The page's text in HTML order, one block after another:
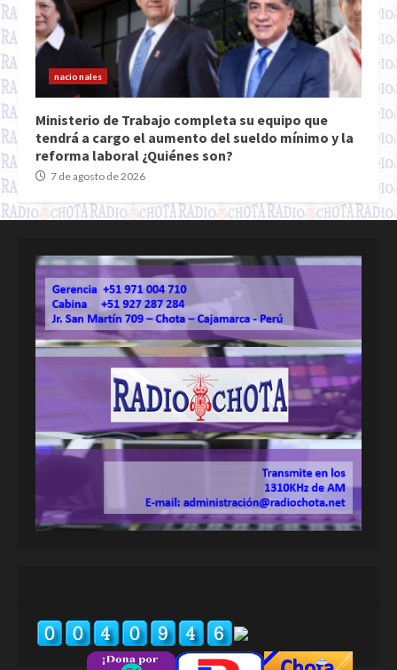
nacionales
Ministerio de Trabajo completa su equipo que
tendrá a cargo el aumento del sueldo mínimo y la
reforma laboral ¿Quiénes son?
7 de agosto de 2026